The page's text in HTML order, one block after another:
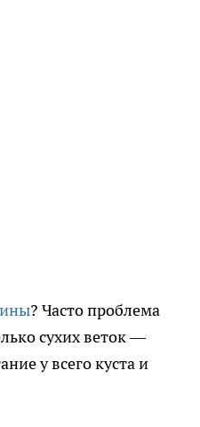
? Часто проблема
сухих веток —
у всего куста и